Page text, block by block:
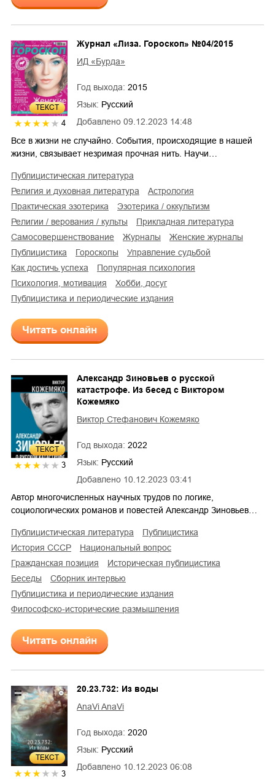
ТЕКСТ
4 Добавлено 09.12.2023 14:48
Журнал «Лиза. Гороскоп» №04/2015
ИД «Бурда»
Год выхода: 2015
Язык: Русский
Все в жизни не случайно. События, происходящие в нашей
жизни, связывает незримая прочная нить. Научи…
публицистическая литература
религия и духовная литература
астрология
практическая эзотерика
эзотерика / оккультизм
религии / верования / культы
прикладная литература
самосовершенствование
журналы
женские журналы
публицистика
гороскопы
управление судьбой
как достичь успеха
популярная психология
психология, мотивация
хобби, досуг
публицистика и периодические издания
Читать онлайн
ТЕКСТ
3
Добавлено 10.12.2023 03:41
Александр Зиновьев о русской
катастрофе. Из бесед с Виктором
Кожемяко
Виктор Стефанович Кожемяко
Год выхода: 2022
Язык: Русский
Автор многочисленных научных трудов по логике,
социологических романов и повестей Александр Зиновьев…
публицистическая литература
публицистика
история СССР
национальный вопрос
гражданская позиция
историческая публицистика
беседы
сборник интервью
публицистика и периодические издания
философско-исторические размышления
Читать онлайн
ТЕКСТ
3
Добавлено 10.12.2023 06:08
20.23.732: Из воды
AnaVi AnaVi
Год выхода: 2020
Язык: Русский